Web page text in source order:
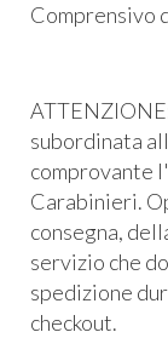
Comprensivo
subordinata
comprovante
Carabinieri.
consegna,
servizio che
spedizione
checkout.